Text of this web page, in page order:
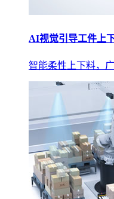
AI视觉引导工件上
智能柔性上下料，